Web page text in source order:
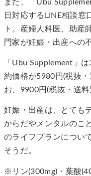
また、「Ubu
日対応するLINE相談窓
ト。産婦人科医、助産
門家が妊娠・出産への
「Ubu Supplement」
約価格が5980円(税抜
お、9900円(税抜・送料
妊娠・出産は、とても
からだやメンタルのこ
のライフプランについ
そうだ。
※リン(300mg)・葉酸